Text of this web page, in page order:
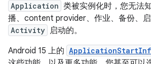
Application 类被实例化时，您无法
播、content provider、作业、备份、
Activity 启动的。
Android 15 上的